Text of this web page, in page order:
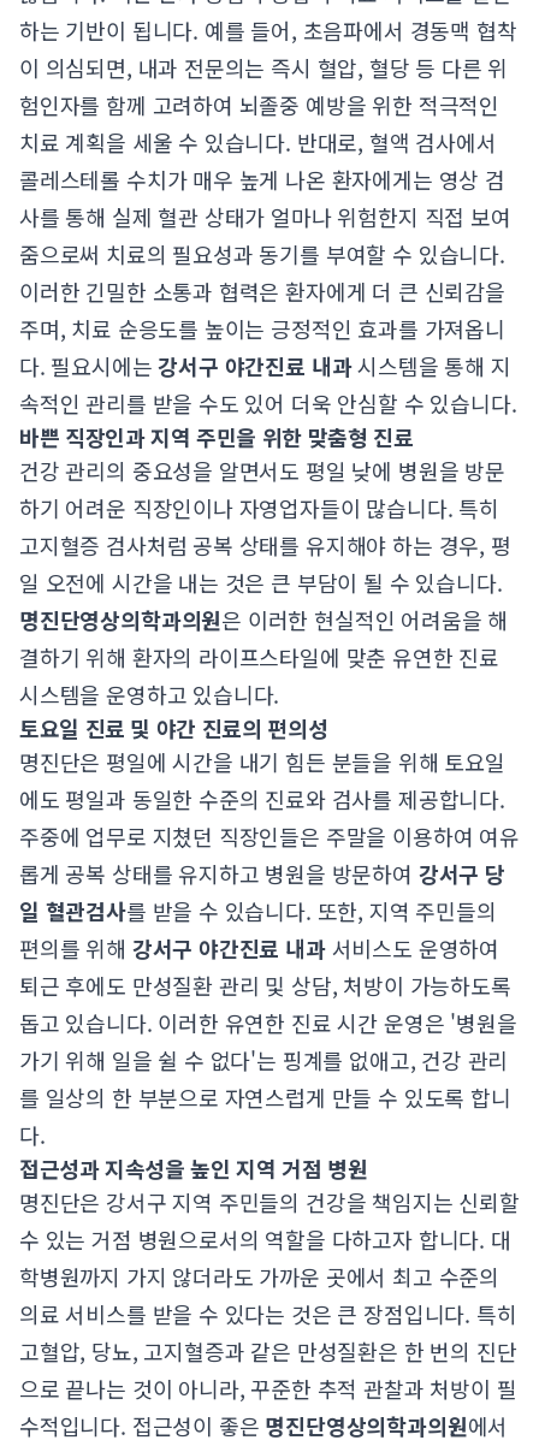
하는 기반이 됩니다. 예를 들어, 초음파에서 경동맥 협착
이 의심되면, 내과 전문의는 즉시 혈압, 혈당 등 다른 위
험인자를 함께 고려하여 뇌졸중 예방을 위한 적극적인
치료 계획을 세울 수 있습니다. 반대로, 혈액 검사에서
콜레스테롤 수치가 매우 높게 나온 환자에게는 영상 검
사를 통해 실제 혈관 상태가 얼마나 위험한지 직접 보여
줌으로써 치료의 필요성과 동기를 부여할 수 있습니다.
이러한 긴밀한 소통과 협력은 환자에게 더 큰 신뢰감을
주며, 치료 순응도를 높이는 긍정적인 효과를 가져옵니
다. 필요시에는강서구 야간진료 내과시스템을 통해 지
속적인 관리를 받을 수도 있어 더욱 안심할 수 있습니다.
바쁜 직장인과 지역 주민을 위한 맞춤형 진료
건강 관리의 중요성을 알면서도 평일 낮에 병원을 방문
하기 어려운 직장인이나 자영업자들이 많습니다. 특히
고지혈증 검사처럼 공복 상태를 유지해야 하는 경우, 평
일 오전에 시간을 내는 것은 큰 부담이 될 수 있습니다.
명진단영상의학과의원은 이러한 현실적인 어려움을 해
결하기 위해 환자의 라이프스타일에 맞춘 유연한 진료
시스템을 운영하고 있습니다.
토요일 진료 및 야간 진료의 편의성
명진단은 평일에 시간을 내기 힘든 분들을 위해 토요일
에도 평일과 동일한 수준의 진료와 검사를 제공합니다.
주중에 업무로 지쳤던 직장인들은 주말을 이용하여 여유
롭게 공복 상태를 유지하고 병원을 방문하여 강서구 당
일 혈관검사를 받을 수 있습니다. 또한, 지역 주민들의
편의를 위해 강서구 야간진료 내과서비스도 운영하여
퇴근 후에도 만성질환 관리 및 상담, 처방이 가능하도록
돕고 있습니다. 이러한 유연한 진료 시간 운영은 '병원을
가기 위해 일을 쉴 수 없다'는 핑계를 없애고, 건강 관리
를 일상의 한 부분으로 자연스럽게 만들 수 있도록 합니
다.
접근성과 지속성을 높인 지역 거점 병원
명진단은 강서구 지역 주민들의 건강을 책임지는 신뢰할
수 있는 거점 병원으로서의 역할을 다하고자 합니다. 대
학병원까지 가지 않더라도 가까운 곳에서 최고 수준의
의료 서비스를 받을 수 있다는 것은 큰 장점입니다. 특히
고혈압, 당뇨, 고지혈증과 같은 만성질환은 한 번의 진단
으로 끝나는 것이 아니라, 꾸준한 추적 관찰과 처방이 필
수적입니다. 접근성이 좋은 명진단영상의학과의원에서